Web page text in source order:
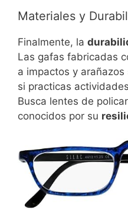
Materiales y
Finalmente, la
Las gafas fabricadas
a impactos y
si practicas
Busca lentes de
conocidos por su